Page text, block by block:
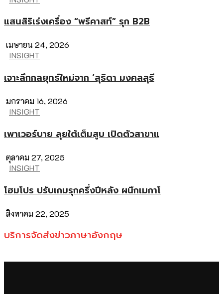
แสนสิริเร่งเครื่อง “พรีคาสท์” รุก B2B
เมษายน 24, 2026
INSIGHT
เจาะลึกกลยุทธ์ใหม่จาก ‘สุธิดา มงคลสุธี
มกราคม 16, 2026
INSIGHT
เพาเวอร์บาย ลุยใต้เต็มสูบ เปิดตัวสาขาแ
ตุลาคม 27, 2025
INSIGHT
โฮมโปร ปรับเกมรุกครึ่งปีหลัง ผนึกเมกาโ
สิงหาคม 22, 2025
บริการจัดส่งข่าวภาษาอังกฤษ